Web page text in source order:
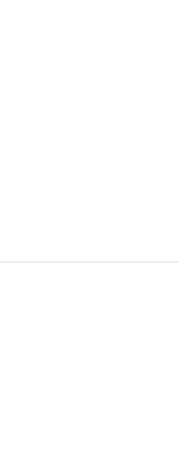
Podle zákona